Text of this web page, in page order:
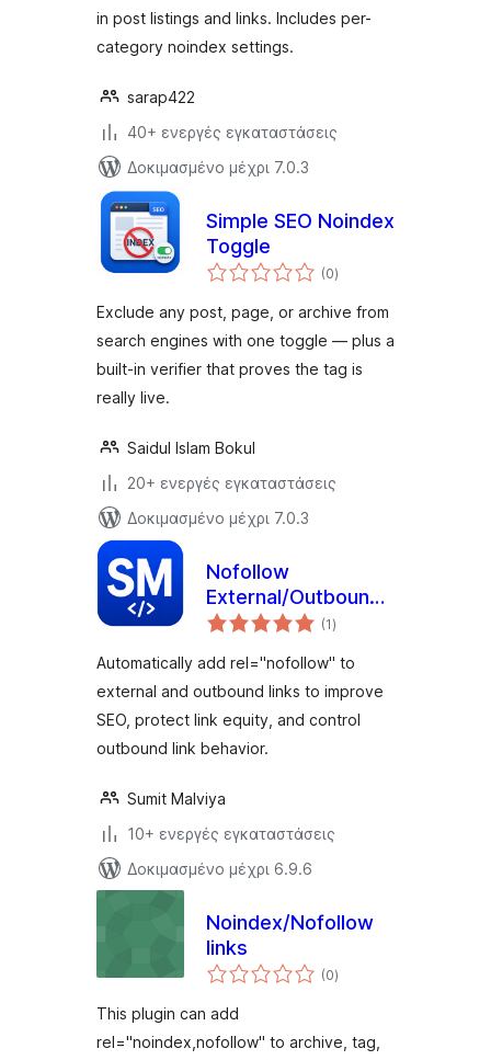
in post listings and links. Includes per-
category noindex settings.
sarap422
40+ ενεργές εγκαταστάσεις
Δοκιμασμένο μέχρι 7.0.3
Simple SEO Noindex
Toggle
(0αξιολογήσεις
σύνολο
)
Exclude any post, page, or archive from
search engines with one toggle — plus a
built-in verifier that proves the tag is
really live.
Saidul Islam Bokul
20+ ενεργές εγκαταστάσεις
Δοκιμασμένο μέχρι 7.0.3
Nofollow
External/Outbound
Link (SEO)
(1αξιολογήσεις
σύνολο
)
Automatically add rel="nofollow" to
external and outbound links to improve
SEO, protect link equity, and control
outbound link behavior.
Sumit Malviya
10+ ενεργές εγκαταστάσεις
Δοκιμασμένο μέχρι 6.9.6
Noindex/Nofollow
links
(0αξιολογήσεις
σύνολο
)
This plugin can add
rel="noindex,nofollow" to archive, tag,